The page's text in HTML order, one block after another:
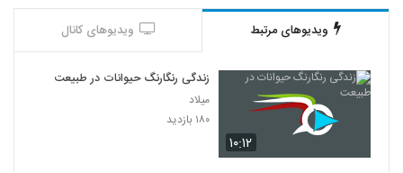
29
30
جنگ شامپانزه ها
۳۳۵ بازدید
شکار میمونها توسط شامپانزه ها
۴۰۵ بازدید
ویدیوهای مرتبط ویدیوهای کانال
۱۰:۱۲
زندگی رنگارنگ حیوانات در طبیعت
میلاد
۱۸۰ بازدید